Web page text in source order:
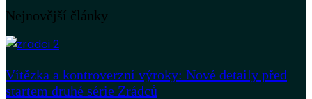
Nejnovější články
Vítězka a kontroverzní výroky: Nové detaily před
startem druhé série Zrádců